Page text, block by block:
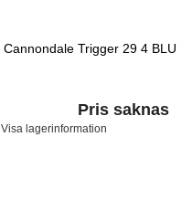
Cannondale Trigger 29 4 BLU
Pris saknas
Visa lagerinformation